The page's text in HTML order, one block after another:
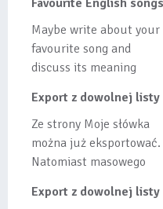
tez ze wszys...
Favourite English
Maybe write about your
favourite song and
discuss its meaning
Export z dowolnej listy
Ze strony Moje słówka
można już eksportować.
Natomiast masowego
bo wiąże się...
Export z dowolnej listy